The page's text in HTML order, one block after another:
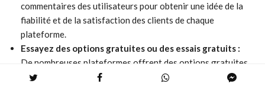
commentaires des utilisateurs pour obtenir une idée de la
fiabilité et de la satisfaction des clients de chaque
plateforme.
Essayez des options gratuites ou des essais gratuits :
De nombreuses plateformes offrent des options gratuites
ou des essais gratuits pour vous permettre de tester leurs